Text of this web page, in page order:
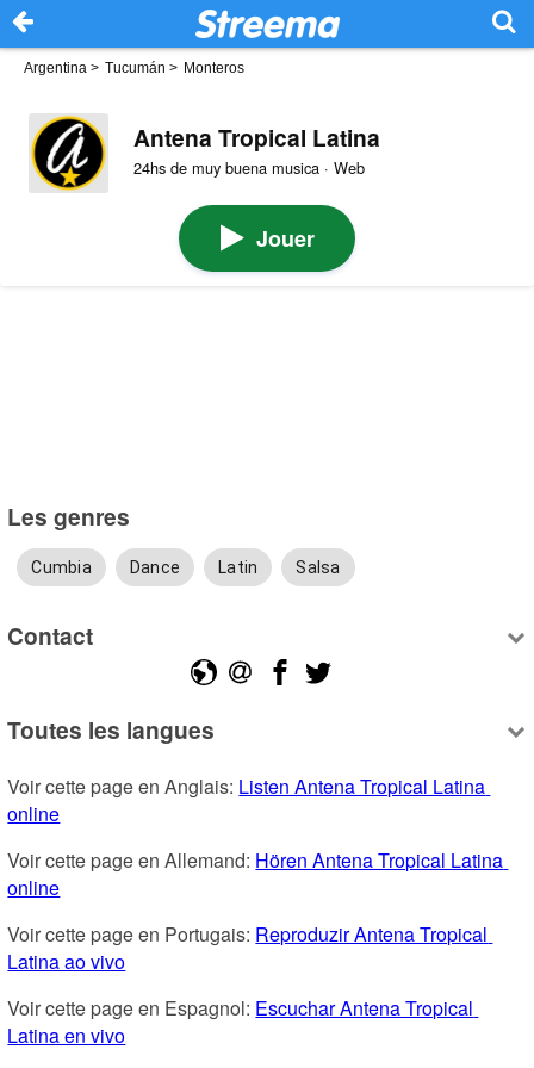
Argentina > Tucumán > Monteros
Antena Tropical Latina
24hs de muy buena musica · Web
Jouer
Les genres
Cumbia Dance Latin Salsa
Contact
Toutes les langues
Voir cette page en Anglais: Listen Antena Tropical Latina
online
Voir cette page en Allemand: Hören Antena Tropical Latina
online
Voir cette page en Portugais: Reproduzir Antena Tropical
Latina ao vivo
Voir cette page en Espagnol: Escuchar Antena Tropical
Latina en vivo